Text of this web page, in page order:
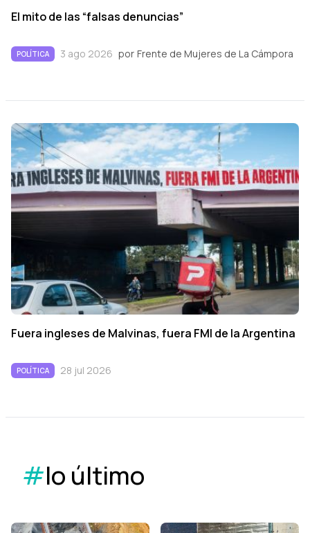
El mito de las “falsas denuncias”
POLÍTICA 3 ago 2026 por Frente de Mujeres de La Cámpora
Fuera ingleses de Malvinas, fuera FMI de la Argentina
POLÍTICA 28 jul 2026
#lo último